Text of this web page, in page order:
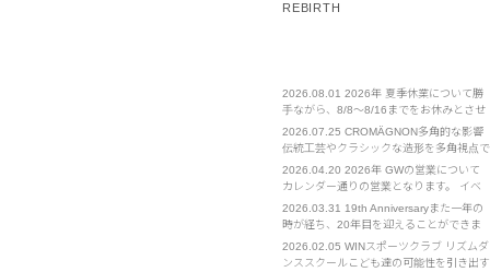
REBIRTH
2026.08.01 2026年 夏季休業について勝
手ながら、8/8～8/16までをお休みとさせ
ていただきます。 ご不便をおかけいたし
ますが、お許しください。
2026.07.25 CROMÄGNON多角的な影響
伝統工芸やクラシックな造形を多角視点で
見直し、新たな発見や体感を提案する。
2026.04.20 2026年 GWの営業について
カレンダー通りの営業となります。 イベ
ント部門は通常営業となります。 お急ぎ
の場合は担当の携帯電話へのご連絡をお願
2026.03.31 19th Anniversaryまた一年の
時が経ち、20年目を迎えることができま
した。 クライアント様をはじめ、皆様へ
の感謝を忘れず、日々精進してまいりま
2026.02.05 WINスポーツクラブ リズムダ
ンススクールこども達の可能性を引き出す